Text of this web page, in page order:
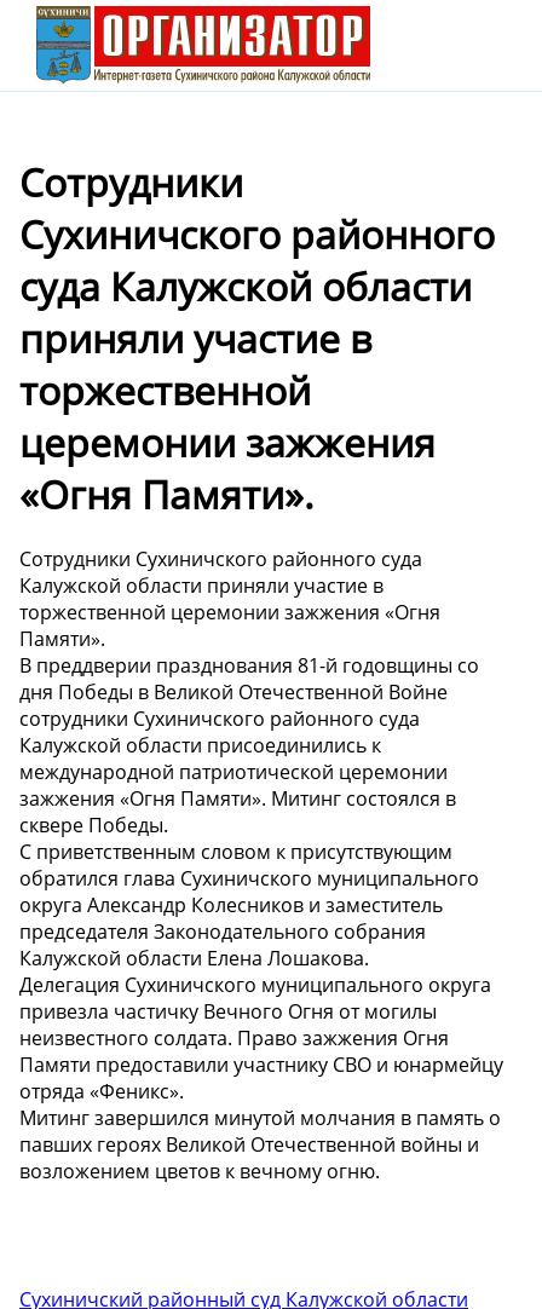
Сотрудники
Сухиничского районного
суда Калужской области
приняли участие в
торжественной
церемонии зажжения
«Огня Памяти».
Сотрудники Сухиничского районного суда
Калужской области приняли участие в
торжественной церемонии зажжения «Огня
Памяти».
В преддверии празднования 81-й годовщины со
дня Победы в Великой Отечественной Войне
сотрудники Сухиничского районного суда
Калужской области присоединились к
международной патриотической церемонии
зажжения «Огня Памяти». Митинг состоялся в
сквере Победы.
С приветственным словом к присутствующим
обратился глава Сухиничского муниципального
округа Александр Колесников и заместитель
председателя Законодательного собрания
Калужской области Елена Лошакова.
Делегация Сухиничского муниципального округа
привезла частичку Вечного Огня от могилы
неизвестного солдата. Право зажжения Огня
Памяти предоставили участнику СВО и юнармейцу
отряда «Феникс».
Митинг завершился минутой молчания в память о
павших героях Великой Отечественной войны и
возложением цветов к вечному огню.
Сухиничский районный суд Калужской области